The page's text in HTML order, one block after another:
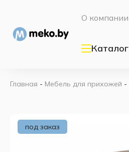
О компании
Каталог
Главная - Мебель для прихожей -
под заказ